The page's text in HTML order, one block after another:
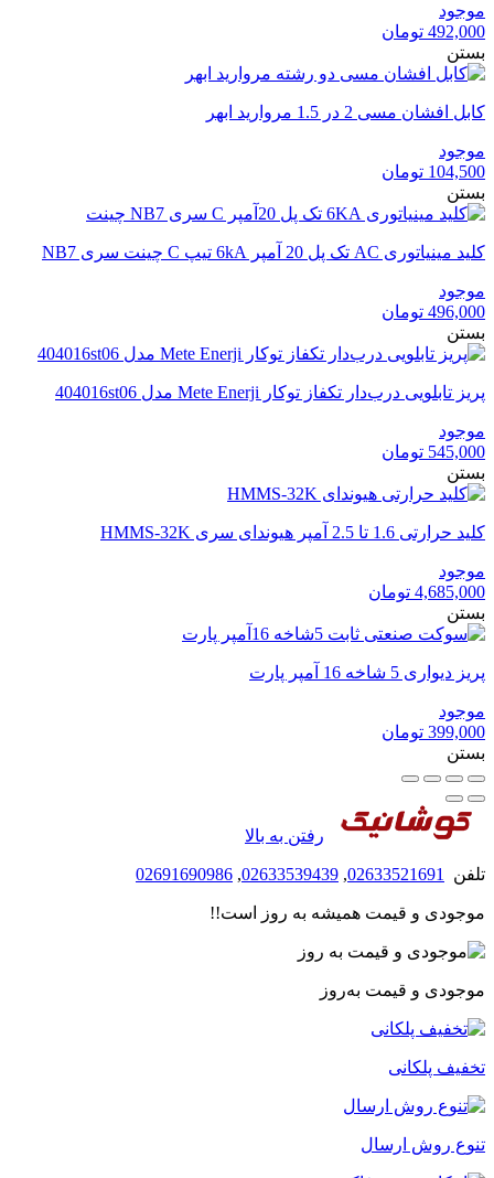
موجود
492,000 تومان
بستن
کابل افشان مسی 2 در 1.5 مروارید ابهر
موجود
104,500 تومان
بستن
کلید مینیاتوری AC تک پل 20 آمپر 6kA تیپ C چینت سری NB7
موجود
496,000 تومان
بستن
پریز تابلویی درب‌دار تکفاز توکار Mete Enerji مدل 404016st06
موجود
545,000 تومان
بستن
کلید حرارتی 1.6 تا 2.5 آمپر هیوندای سری HMMS-32K
موجود
4,685,000 تومان
بستن
پریز دیواری 5 شاخه 16 آمپر پارت
موجود
399,000 تومان
بستن
رفتن به بالا
تلفن 02633521691
,
02633539439
,
02691690986
موجودی و قیمت همیشه به روز است!!
موجودی و قیمت به‌روز
تخفیف پلکانی
تنوع روش ارسال